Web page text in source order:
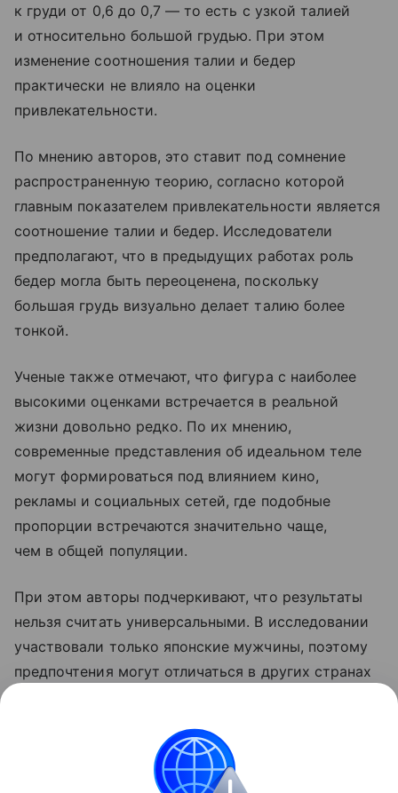
к груди от 0,6 до 0,7 — то есть с узкой талией
и относительно большой грудью. При этом
изменение соотношения талии и бедер
практически не влияло на оценки
привлекательности.
По мнению авторов, это ставит под сомнение
распространенную теорию, согласно которой
главным показателем привлекательности является
соотношение талии и бедер. Исследователи
предполагают, что в предыдущих работах роль
бедер могла быть переоценена, поскольку
большая грудь визуально делает талию более
тонкой.
Ученые также отмечают, что фигура с наиболее
высокими оценками встречается в реальной
жизни довольно редко. По их мнению,
современные представления об идеальном теле
могут формироваться под влиянием кино,
рекламы и социальных сетей, где подобные
пропорции встречаются значительно чаще,
чем в общей популяции.
При этом авторы подчеркивают, что результаты
нельзя считать универсальными. В исследовании
участвовали только японские мужчины, поэтому
предпочтения могут отличаться в других странах
быть иными для более худых или полных женщин.